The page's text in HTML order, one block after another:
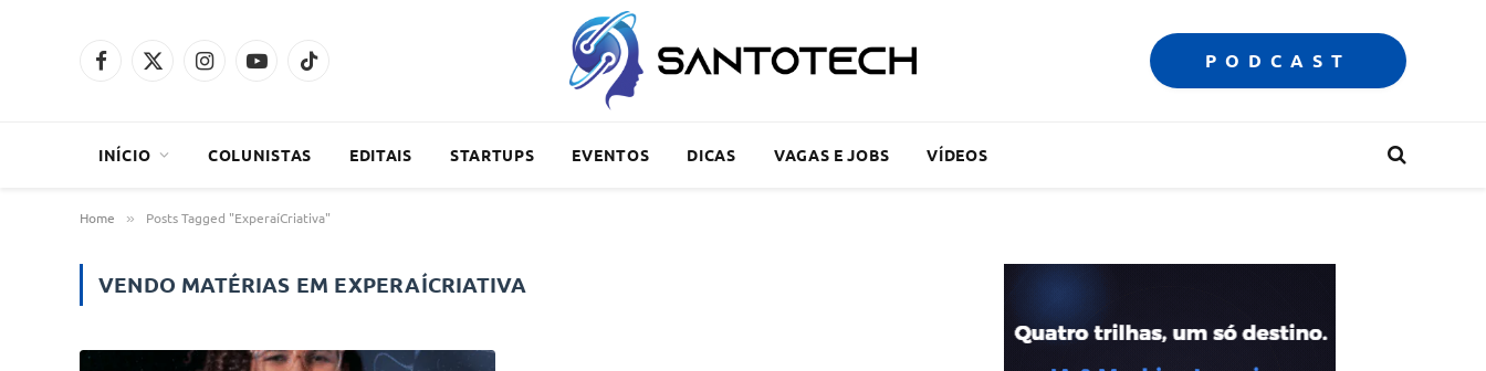
Facebook
X
InstagramYouTubeTikTok PODCAST
INÍCIO COLUNISTAS EDITAIS STARTUPS EVENTOS DICAS VAGAS E JOBS VÍDEOS
Home » Posts Tagged "ExperaíCriativa"
VENDO MATÉRIAS EM EXPERAÍCRIATIVA